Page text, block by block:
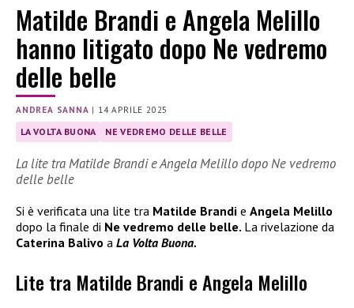
Matilde Brandi e Angela Melillo
hanno litigato dopo Ne vedremo
delle belle
ANDREA SANNA | 14 APRILE 2025
LA VOLTA BUONA NE VEDREMO DELLE BELLE
La lite tra Matilde Brandi e Angela Melillo dopo Ne vedremo
delle belle
Si è verificata una lite tra Matilde Brandi e Angela Melillo
dopo la finale di Ne vedremo delle belle. La rivelazione da
Caterina Balivo a La Volta Buona.
Lite tra Matilde Brandi e Angela Melillo